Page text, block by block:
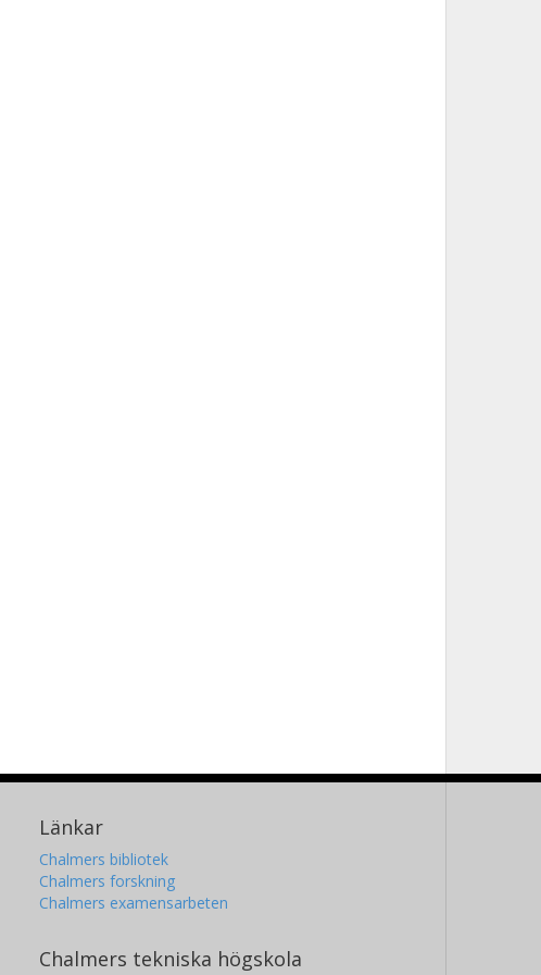
Länkar
Chalmers bibliotek
Chalmers forskning
Chalmers examensarbeten
Chalmers tekniska högskola